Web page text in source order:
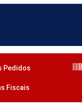
Pedidos
Fiscais